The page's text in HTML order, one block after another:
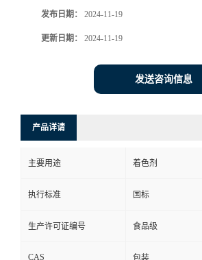
发布日期： 2024-11-19
更新日期： 2024-11-19
发送咨询信息
产品详请
主要用途 着色剂
执行标准 国标
生产许可证编号 食品级
CAS